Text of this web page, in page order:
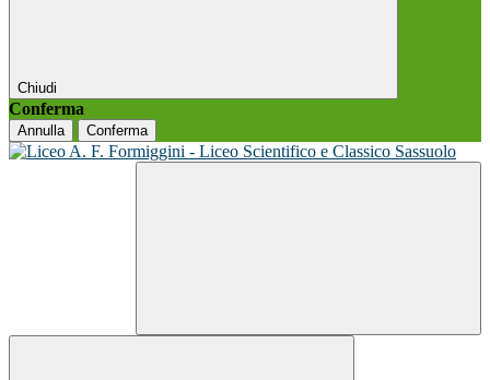
Chiudi
Conferma
Annulla Conferma